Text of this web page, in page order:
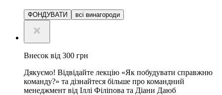
ФОНДУВАТИ всі винагороди
Внесок від 300 грн
Дякуємо! Відвідайте лекцію «Як побудувати справжню
команду?» та дізнайтеся більше про командний
менеджмент від Іллі Філіпова та Діани Даюб